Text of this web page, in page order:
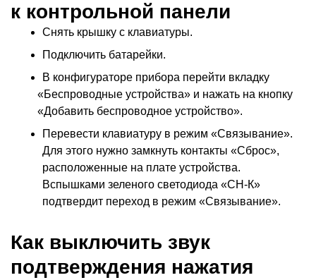
к контрольной панели
Снять крышку с клавиатуры.
Подключить батарейки.
В конфигураторе прибора перейти вкладку
«Беспроводные устройства» и нажать на кнопку
«Добавить беспроводное устройство».
Перевести клавиатуру в режим «Связывание».
Для этого нужно замкнуть контакты «Сброс»,
расположенные на плате устройства.
Вспышками зеленого светодиода «СН-К»
подтвердит переход в режим «Связывание».
Как выключить звук
подтверждения нажатия